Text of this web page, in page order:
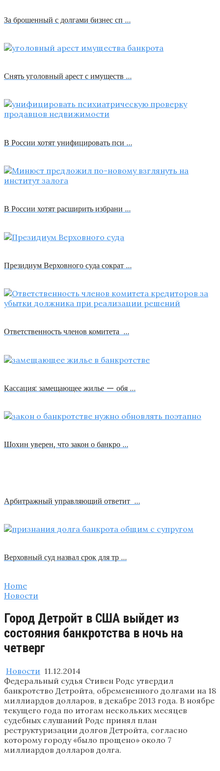
За брошенный с долгами бизнес сп …
Снять уголовный арест с имуществ …
В России хотят унифицировать пси …
В России хотят расширить избрани …
Президиум Верховного суда сократ …
Ответственность членов комитета …
Кассация: замещающее жилье — обя …
Шохин уверен, что закон о банкро …
Арбитражный управляющий ответит …
Верховный суд назвал срок для тр …
Home
Новости
Город Детройт в США выйдет из
состояния банкротства в ночь на
четверг
Новости 11.12.2014
Федеральный судья Стивен Родс утвердил
банкротство Детройта, обремененного долгами на 18
миллиардов долларов, в декабре 2013 года. В ноябре
текущего года по итогам нескольких месяцев
судебных слушаний Родс принял план
реструктуризации долгов Детройта, согласно
которому городу «было прощено» около 7
миллиардов долларов долга.